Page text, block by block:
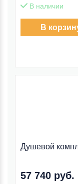
В наличии
В
Душевой
57 740 руб.